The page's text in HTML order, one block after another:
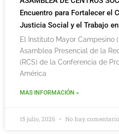
Encuentro para Fortalecer el
Justicia Social y el Trabajo en
El Instituto Mayor Campesino
Asamblea Presencial de la
(RCS) de la Conferencia de
América
MAS INFORMACIÓN »
15 julio, 2026 No hay